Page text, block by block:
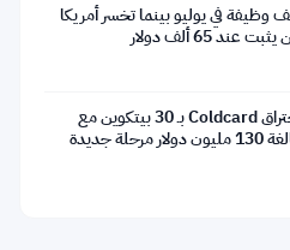
تضيف 75 ألف وظيفة في يوليو بينما تخسر أمريكا
تحرك الهاكر في اختراق Coldcard بـ 30 بيتكوين مع
جديدة